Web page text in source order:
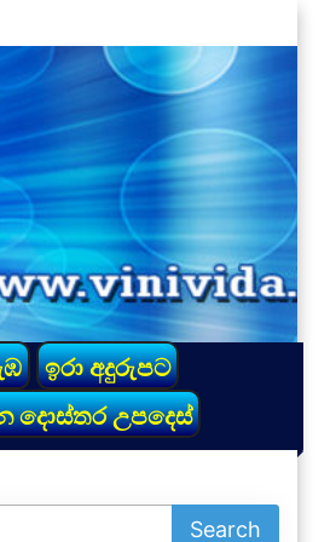
ඉරා අදුරුපට
දොස්තර උපදෙස්